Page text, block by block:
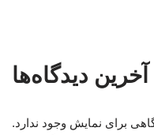
آخرین دیدگاه‌ها
برای نمایش وجود ندارد.